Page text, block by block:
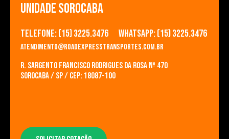
UNIDADE SOROCABA
Telefone: (15) 3225.3476 Whatsapp: (15) 3225.3476
atendimento@roadexpresstransportes.com.br
R. Sargento Francisco Rodrigues da Rosa nº 470
Sorocaba / SP / CEP: 18087-100